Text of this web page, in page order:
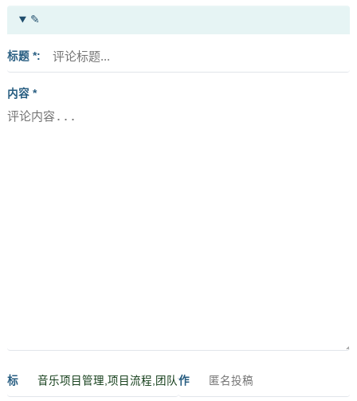
✎
标题 *
内容 *
标 作